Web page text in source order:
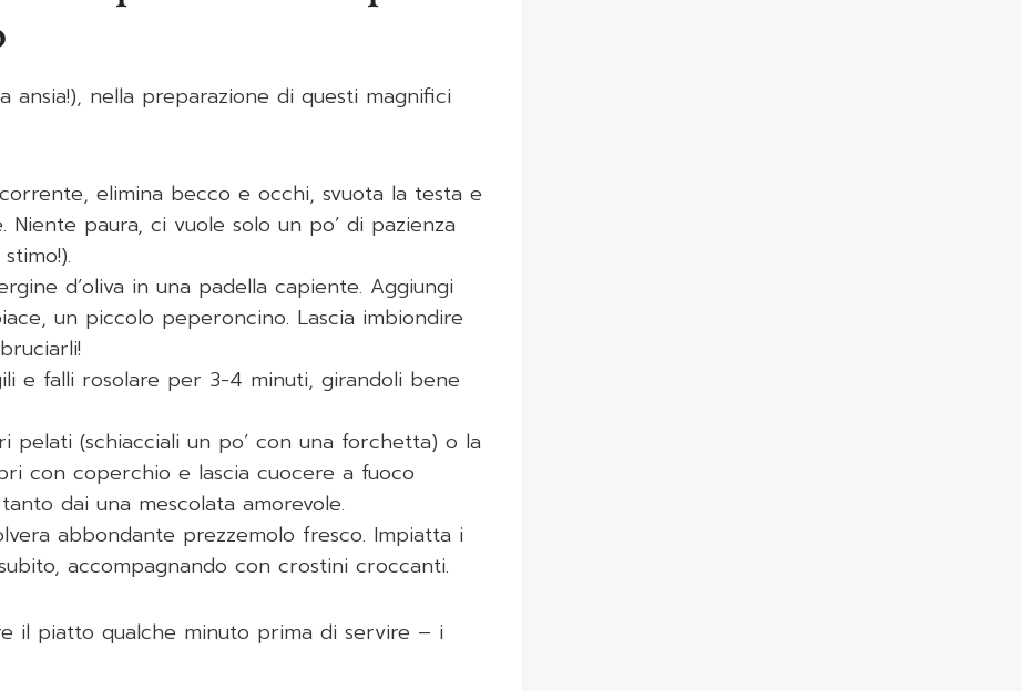
ansia!), nella preparazione di questi magnifici
elimina becco e occhi, svuota la testa e
paura, ci vuole solo un po’ di pazienza
d’oliva in una padella capiente. Aggiungi
un piccolo peperoncino. Lascia imbiondire
e falli rosolare per 3-4 minuti, girandoli bene
pelati (schiacciali un po’ con una forchetta) o la
con coperchio e lascia cuocere a fuoco
dai una mescolata amorevole.
abbondante prezzemolo fresco. Impiatta i
accompagnando con crostini croccanti.
il piatto qualche minuto prima di servire – i